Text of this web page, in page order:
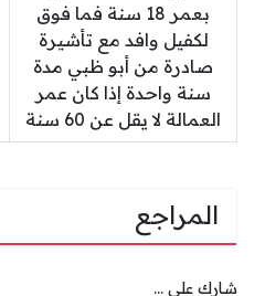
بعمر 18 سنة فما فوق
لكفيل وافد مع تأشيرة
صادرة من أبو ظبي مدة
سنة واحدة إذا كان عمر
العمالة لا يقل عن 60 سنة
المراجع
شارك على ...